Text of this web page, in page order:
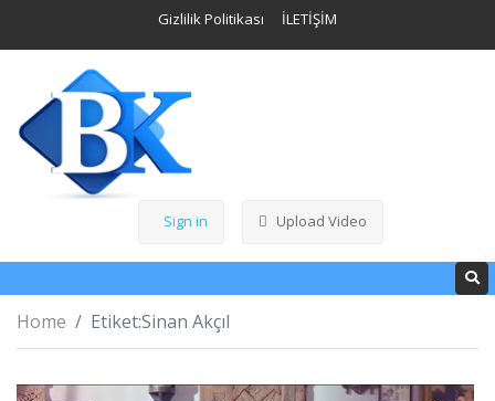
Gizlilik Politikası İLETİŞİM
Sign in Upload Video
Home Etiket:Sinan Akçıl